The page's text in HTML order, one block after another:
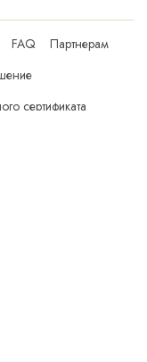
FAQ
Партнерам
сертификата